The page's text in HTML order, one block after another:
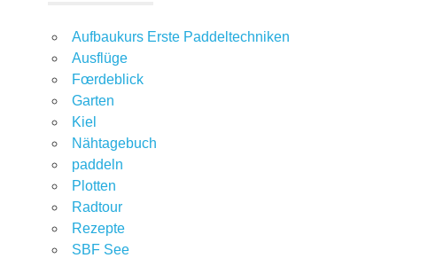
Aufbaukurs Erste Paddeltechniken
Ausflüge
Fœrdeblick
Garten
Kiel
Nähtagebuch
paddeln
Plotten
Radtour
Rezepte
SBF See